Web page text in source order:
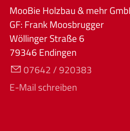
MooBie Holzbau & mehr
GF: Frank Moosbrugger
Wöllinger Straße 6
79346 Endingen
07642 / 920383
E-Mail schreiben